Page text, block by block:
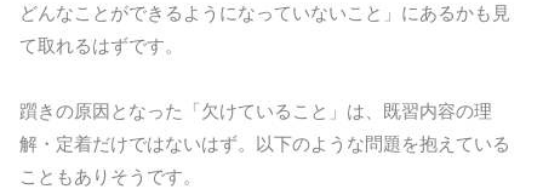
どんなことができるようになっていないこと」にあるかも見
て取れるはずです。
躓きの原因となった「欠けていること」は、既習内容の理
解・定着だけではないはず。以下のような問題を抱えている
こともありそうです。